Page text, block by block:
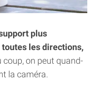
plus
les directions,
coup, on peut quand-
la caméra.